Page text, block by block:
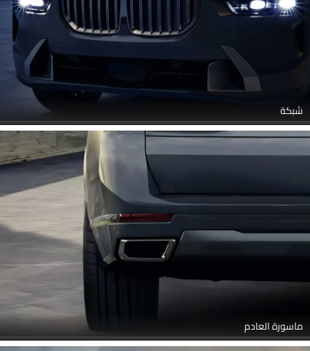
شبكة
ماسورة العادم